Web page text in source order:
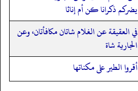
يضركم ذكرانا كن أم إناثا
في العقيقة عن الغلام شاتان مكافأتان، وعن
الجارية شاة
أقروا الطير على مكناتها